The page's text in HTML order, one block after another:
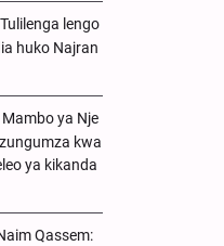
lengo
huko Najran
ya Nje
kwa
ya kikanda
Qassem: